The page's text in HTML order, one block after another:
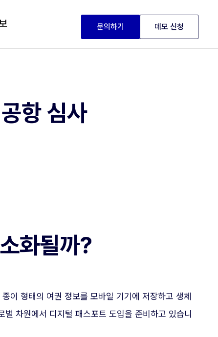
문의하기 데모 신청
항 심사
화될까?
이 형태의 여권 정보를 모바일 기기에 저장하고 생체
차원에서 디지털 패스포트 도입을 준비하고 있습니